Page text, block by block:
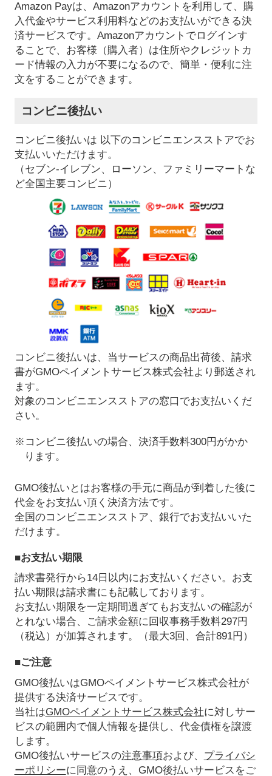
Amazon Payは、Amazonアカウントを利用して、購
入代金やサービス利用料などのお支払いができる決
済サービスです。Amazonアカウントでログインす
ることで、お客様（購入者）は住所やクレジットカ
ード情報の入力が不要になるので、簡単・便利に注
文をすることができます。
コンビニ後払い
コンビニ後払いは 以下のコンビニエンスストアでお
支払いいただけます。
（セブン-イレブン、ローソン、ファミリーマートな
ど全国主要コンビニ）
コンビニ後払いは、当サービスの商品出荷後、請求
書がGMOペイメントサービス株式会社より郵送され
ます。
対象のコンビニエンスストアの窓口でお支払いくだ
さい。
※コンビニ後払いの場合、決済手数料300円がかか
ります。
GMO後払いとはお客様の手元に商品が到着した後に
代金をお支払い頂く決済方法です。
全国のコンビニエンスストア、銀行でお支払いいた
だけます。
■お支払い期限
請求書発行から14日以内にお支払いください。お支
払い期限は請求書にも記載しております。
お支払い期限を一定期間過ぎてもお支払いの確認が
とれない場合、ご請求金額に回収事務手数料297円
（税込）が加算されます。（最大3回、合計891円）
■ご注意
GMO後払いはGMOペイメントサービス株式会社が
提供する決済サービスです。
当社はGMOペイメントサービス株式会社に対しサー
ビスの範囲内で個人情報を提供し、代金債権を譲渡
します。
GMO後払いサービスの注意事項および、 プライバシ
ーポリシーに同意のうえ、GMO後払いサービスをご